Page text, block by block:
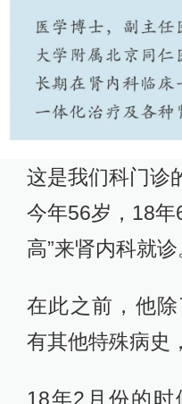
这是我们科门诊
今年56岁，18年
高”来肾内科就诊
在此之前，他
有其他特殊病史
18年2月份的时